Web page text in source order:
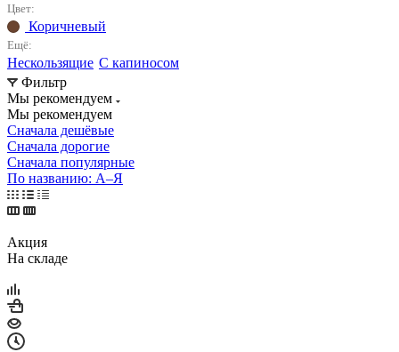
Цвет:
Коричневый
Ещё:
Нескользящие С капиносом
Фильтр
Мы рекомендуем
Мы рекомендуем
Сначала дешёвые
Сначала дорогие
Сначала популярные
По названию: А–Я
Акция
На складе